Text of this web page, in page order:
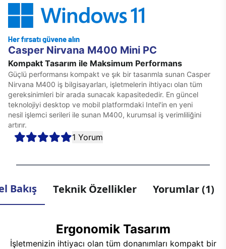
Casper Nirvana M400 Mini PC
Kompakt Tasarım ile Maksimum Performans
Güçlü performansı kompakt ve şık bir tasarımla sunan Casper
Nirvana M400 iş bilgisayarları, işletmelerin ihtiyacı olan tüm
gereksinimleri bir arada sunacak kapasitededir. En güncel
teknolojiyi desktop ve mobil platformdaki Intel'in en yeni
nesil işlemci serileri ile sunan M400, kurumsal iş verimliliğini
artırır.
1 Yorum
Bakış Teknik Özellikler Yorumlar (1)
Ergonomik Tasarım
İşletmenizin ihtiyacı olan tüm donanımları kompakt bir